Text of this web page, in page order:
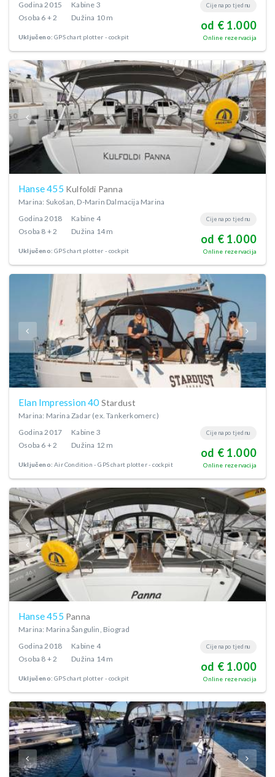
Godina 2015 Kabine 3
Osoba 6 + 2 Dužina 10 m
Uključeno: GPS chart plotter - cockpit
Cijena po tjednu
od € 1.000
Online rezervacija
Hanse 455 Kulfoldi Panna
Marina: Sukošan, D-Marin Dalmacija Marina
Godina 2018 Kabine 4
Osoba 8 + 2 Dužina 14 m
Uključeno: GPS chart plotter - cockpit
Cijena po tjednu
od € 1.000
Online rezervacija
Elan Impression 40 Stardust
Marina: Marina Zadar (ex. Tankerkomerc)
Godina 2017 Kabine 3
Osoba 6 + 2 Dužina 12 m
Uključeno: Air Condition GPS chart plotter - cockpit
Cijena po tjednu
od € 1.000
Online rezervacija
Hanse 455 Panna
Marina: Marina Šangulin, Biograd
Godina 2018 Kabine 4
Osoba 8 + 2 Dužina 14 m
Uključeno: GPS chart plotter - cockpit
Cijena po tjednu
od € 1.000
Online rezervacija